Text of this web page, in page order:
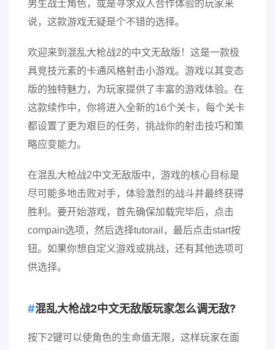
男生战士角色，或是寻求双人合作体验的玩家来
说，这款游戏无疑是个不错的选择。
欢迎来到混乱大枪战2的中文无敌版！这是一款极
具竞技元素的卡通风格射击小游戏。游戏以其变态
版的独特魅力，为玩家提供了丰富的游戏体验。在
这款续作中，你将进入全新的16个关卡，每个关卡
都设置了更为艰巨的任务，挑战你的射击技巧和策
略应变能力。
在混乱大枪战2中文无敌版中，游戏的核心目标是
尽可能多地击败对手，体验激烈的战斗并最终获得
胜利。要开始游戏，首先确保加载完毕后，点击
compain选项，然后选择tutorail，最后点击start按
钮。如果你想自定义游戏或挑战，还有其他选项可
供选择。
混乱大枪战2中文无敌版玩家怎么调无敌?
按下2键可以使角色的生命值无限，这样玩家在面